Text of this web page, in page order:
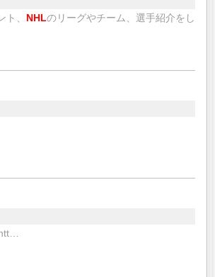
、 NHLのリーグやチーム、選手紹介をし